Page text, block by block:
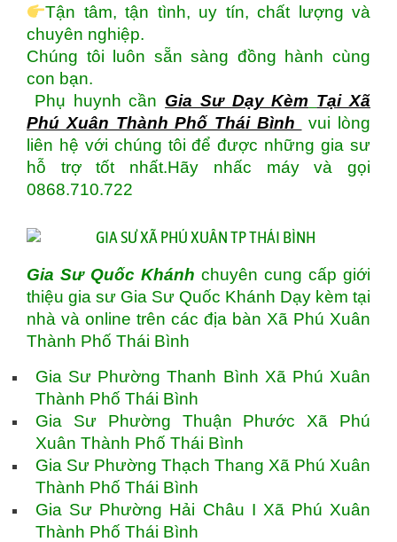
Tận tâm, tận tình, uy tín, chất lượng và
chuyên nghiệp.
Chúng tôi luôn sẵn sàng đồng hành cùng
con bạn.
Phụ huynh cần Gia Sư Dạy Kèm Tại Xã
Phú Xuân Thành Phố Thái Bình
vui lòng
liên hệ với chúng tôi để được những gia sư
hỗ trợ tốt nhất.Hãy nhấc máy và gọi
0868.710.722
Gia Sư Quốc Khánh chuyên cung cấp giới
thiệu gia sư Gia Sư Quốc Khánh Dạy kèm tại
nhà và online trên các địa bàn Xã Phú Xuân
Thành Phố Thái Bình
Gia Sư Phường Thanh Bình Xã Phú Xuân
Thành Phố Thái Bình
Gia Sư Phường Thuận Phước Xã Phú
Xuân Thành Phố Thái Bình
Gia Sư Phường Thạch Thang Xã Phú Xuân
Thành Phố Thái Bình
Gia Sư Phường Hải Châu I Xã Phú Xuân
Thành Phố Thái Bình